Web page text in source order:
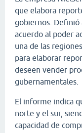
que elabora
gobiernos. Definió
acuerdo al poder
una de las
para elaborar
deseen vender
gubernamentales.
El informe indica
norte y el sur,
capacidad de